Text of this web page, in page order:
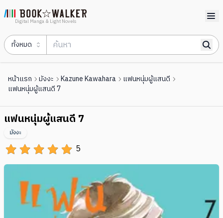
Digital Manga & Light Novels
ทั้งหมด
หน้าแรก มังงะ Kazune Kawahara
แฟนหนุ่มผู้แสนดี
แฟนหนุ่มผู้แสนดี 7
แฟนหนุ่มผู้แสนดี 7
5
มังงะ